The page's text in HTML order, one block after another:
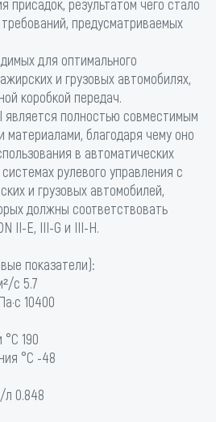
присадок, результатом чего стало
предусматриваемых
для оптимального
и грузовых автомобилях,
коробкой передач.
является полностью совместимым
материалами, благодаря чему оно
в автоматических
рулевого управления с
и грузовых автомобилей,
должны соответствовать
II-E, III-G и III-H.
показатели):
с 5.7
10400
190
°C -48
л 0.848